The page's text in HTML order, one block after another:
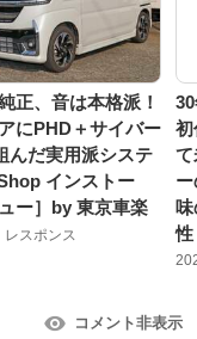
正、音は本格派！
にPHD＋サイバー
んだ実用派システ
インストー
ー］by 東京車楽
レスポンス
初
て
性
コメント非表示